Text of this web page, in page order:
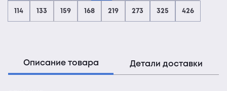
114 133 159 168 219 273 325 426
Описание товара Детали доставки